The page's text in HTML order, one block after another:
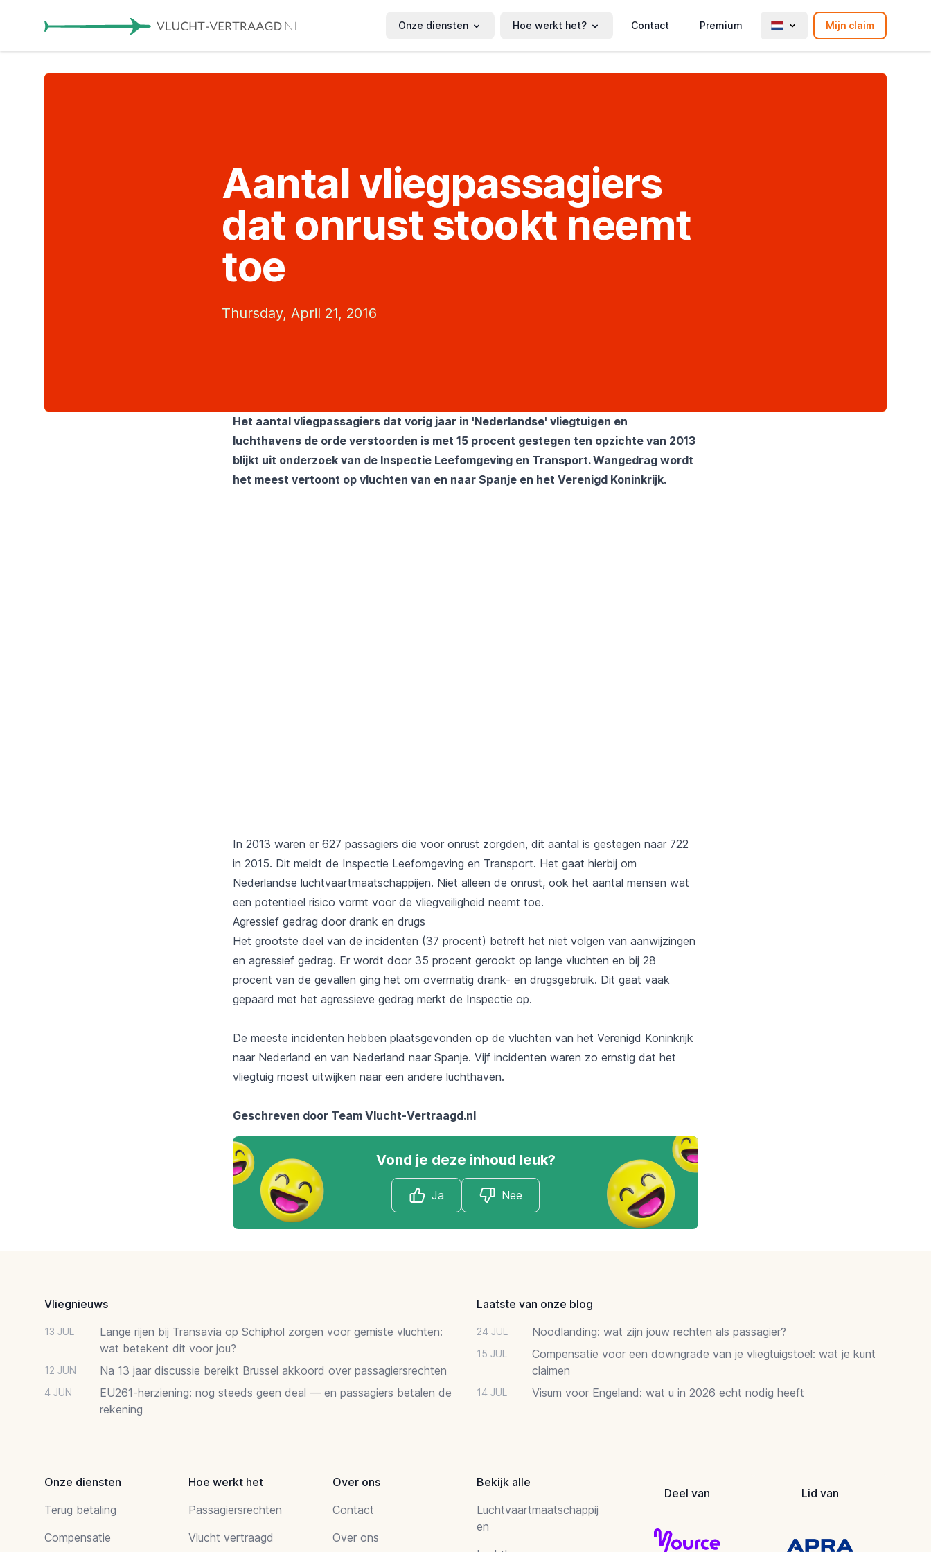
Onze diensten Hoe werkt het? Contact Premium Mijn claim
Aantal vliegpassagiers
dat onrust stookt neemt
toe
Thursday, April 21, 2016
Het aantal vliegpassagiers dat vorig jaar in 'Nederlandse' vliegtuigen en
luchthavens de orde verstoorden is met 15 procent gestegen ten opzichte van 2013
blijkt uit onderzoek van de Inspectie Leefomgeving en Transport. Wangedrag wordt
het meest vertoont op vluchten van en naar Spanje en het Verenigd Koninkrijk.
In 2013 waren er 627 passagiers die voor onrust zorgden, dit aantal is gestegen naar 722
in 2015. Dit meldt de Inspectie Leefomgeving en Transport. Het gaat hierbij om
Nederlandse luchtvaartmaatschappijen. Niet alleen de onrust, ook het aantal mensen wat
een potentieel risico vormt voor de vliegveiligheid neemt toe.
Agressief gedrag door drank en drugs
Het grootste deel van de incidenten (37 procent) betreft het niet volgen van aanwijzingen
en agressief gedrag. Er wordt door 35 procent gerookt op lange vluchten en bij 28
procent van de gevallen ging het om overmatig drank- en drugsgebruik. Dit gaat vaak
gepaard met het agressieve gedrag merkt de Inspectie op.
De meeste incidenten hebben plaatsgevonden op de vluchten van het Verenigd Koninkrijk
naar Nederland en van Nederland naar Spanje. Vijf incidenten waren zo ernstig dat het
vliegtuig moest uitwijken naar een andere luchthaven.
Geschreven door Team Vlucht-Vertraagd.nl
Vond je deze inhoud leuk?
Ja Nee
Vliegnieuws
13 JUL
Lange rijen bij Transavia op Schiphol zorgen voor gemiste vluchten:
wat betekent dit voor jou?
12 JUN Na 13 jaar discussie bereikt Brussel akkoord over passagiersrechten
4 JUN
EU261-herziening: nog steeds geen deal — en passagiers betalen de
rekening
Laatste van onze blog
24 JUL Noodlanding: wat zijn jouw rechten als passagier?
15 JUL
Compensatie voor een downgrade van je vliegtuigstoel: wat je kunt
claimen
14 JUL Visum voor Engeland: wat u in 2026 echt nodig heeft
Onze diensten
Terug betaling
Compensatie
Hoe werkt het
Passagiersrechten
Vlucht vertraagd
Over ons
Contact
Over ons
Bekijk alle
Luchtvaartmaatschappij
en
Deel van Lid van